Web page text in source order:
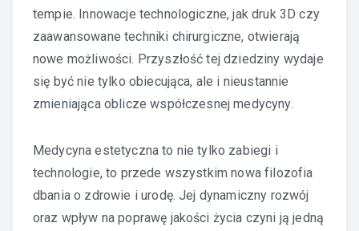
tempie. Innowacje technologiczne, jak druk 3D czy
zaawansowane techniki chirurgiczne, otwierają
nowe możliwości. Przyszłość tej dziedziny wydaje
się być nie tylko obiecująca, ale i nieustannie
zmieniająca oblicze współczesnej medycyny.
Medycyna estetyczna to nie tylko zabiegi i
technologie, to przede wszystkim nowa filozofia
dbania o zdrowie i urodę. Jej dynamiczny rozwój
oraz wpływ na poprawę jakości życia czyni ją jedną